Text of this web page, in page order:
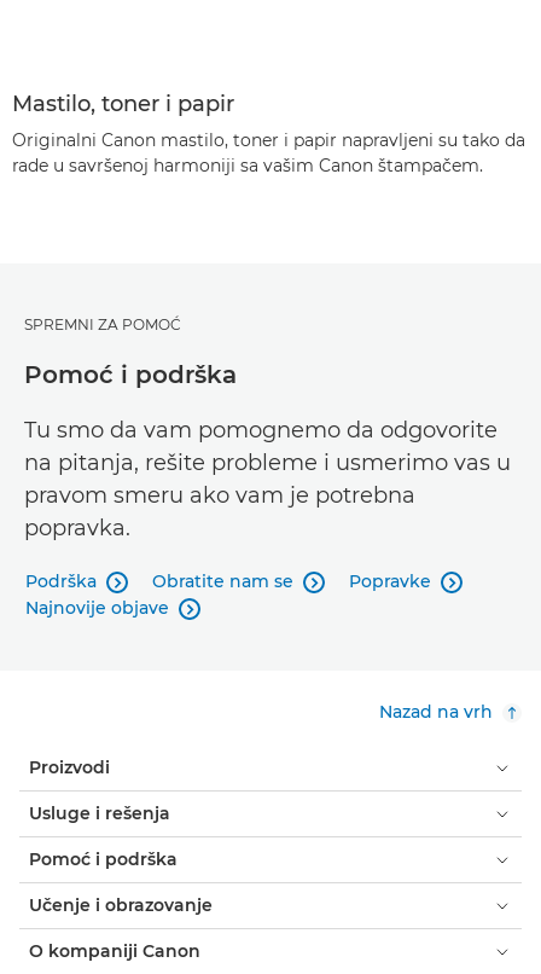
Mastilo, toner i papir
Originalni Canon mastilo, toner i papir napravljeni su tako da
rade u savršenoj harmoniji sa vašim Canon štampačem.
SPREMNI ZA POMOĆ
Pomoć i podrška
Tu smo da vam pomognemo da odgovorite
na pitanja, rešite probleme i usmerimo vas u
pravom smeru ako vam je potrebna
popravka.
Podrška  Obratite nam se  Popravke 
Najnovije objave 
Nazad na vrh
Proizvodi
Usluge i rešenja
Pomoć i podrška
Učenje i obrazovanje
O kompaniji Canon